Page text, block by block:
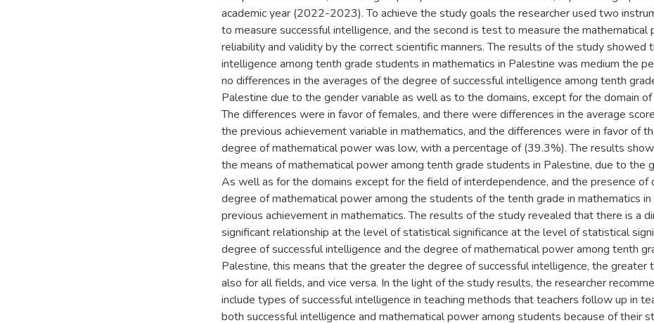
academic year (2022-2023). To achieve the study goals the researcher used two
to measure successful intelligence, and the second is test to measure the mathematical
reliability and validity by the correct scientific manners. The results of the study showed
intelligence among tenth grade students in mathematics in Palestine was medium the
no differences in the averages of the degree of successful intelligence among tenth
Palestine due to the gender variable as well as to the domains, except for the domain
The differences were in favor of females, and there were differences in the average
the previous achievement variable in mathematics, and the differences were in favor of
degree of mathematical power was low, with a percentage of (39.3%). The results
the means of mathematical power among tenth grade students in Palestine, due to the
As well as for the domains except for the field of interdependence, and the presence of
degree of mathematical power among the students of the tenth grade in mathematics
previous achievement in mathematics. The results of the study revealed that there is a
significant relationship at the level of statistical significance at the level of statistical
degree of successful intelligence and the degree of mathematical power among tenth
Palestine, this means that the greater the degree of successful intelligence, the greater
also for all fields, and vice versa. In the light of the study results, the researcher
include types of successful intelligence in teaching methods that teachers follow up in
both successful intelligence and mathematical power among students because of their